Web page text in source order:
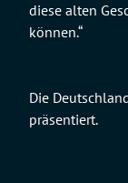
diese alten
können.“
Die
präsentiert.